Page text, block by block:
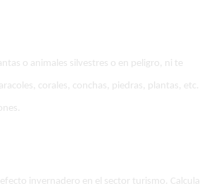
o animales silvestres o en peligro, ni te
corales, conchas, piedras, plantas, etc.
invernadero en el sector turismo. Calcula